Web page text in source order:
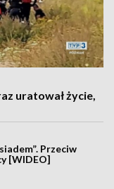
uratował życie,
Przeciw
[WIDEO]